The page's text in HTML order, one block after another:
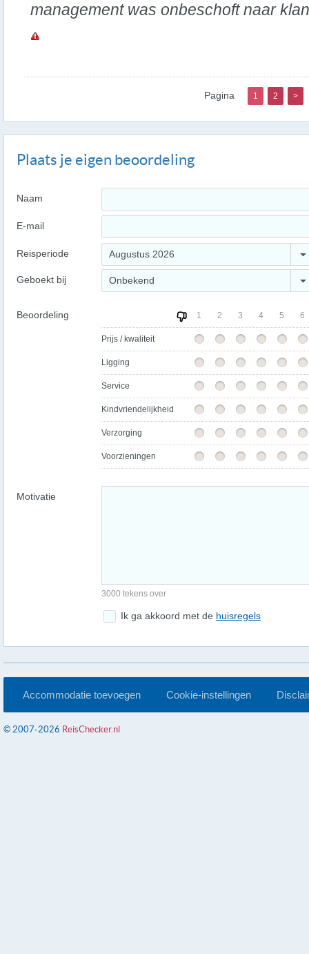
management was onbeschoft naar
Pagina 1 2 >
Plaats je eigen beoordeling
Naam
E-mail
Reisperiode Augustus 2026
Geboekt bij Onbekend
Beoordeling 1 2 3 4 5 6
Prijs / kwaliteit
Ligging
Service
Kindvriendelijkheid
Verzorging
Voorzieningen
Motivatie
3000 tekens over
Ik ga akkoord met de huisregels
Accommodatie toevoegen Cookie-instellingen
© 2007-2026 ReisChecker.nl